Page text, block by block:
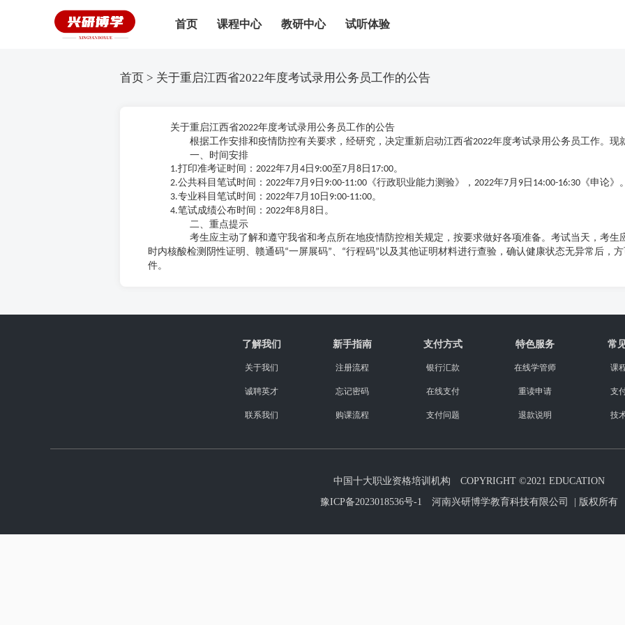
首页 课程中心 教研中心 试听体验
首页 > 关于重启江西省2022年度考试录用公务员工作的公告
关于重启江西省2022年度考试录用公务员工作的公告
根据工作安排和疫情防控有关要求，经研究，决定重新启动江西省2022年度考试录用公务员工作。现
一、时间安排
1.打印准考证时间： 2022年7月 4 日 9:00至7月 8 日 17:00。
2.公共科目笔试时间： 2022年7月 9 日 9:00-11:00 《行政职业能力测验》， 2022年7月 9 日 14:00-16:30 《申论》。
3.专业科目笔试时间： 2022年7月 10 日 9:00-11:00。
4.笔试成绩公布时间： 2022年8月 8 日。
二、重点提示
考生应主动了解和遵守我省和考点所在地疫情防控相关规定，按要求做好各项准备。考试当天，考生
时内核酸检测阴性证明、赣通码“一屏展码”、 “行程码” 以及其他证明材料进行查验，确认健康状态无异常后，
件。
了解我们
关于我们
诚聘英才
联系我们
新手指南
注册流程
忘记密码
购课流程
支付方式
银行汇款
在线支付
支付问题
特色服务
在线学管师
重读申请
退款说明
常
课
支
技
中国十大职业资格培训机构 COPYRIGHT ©2021 EDUCATION
豫ICP备2023018536号-1 河南兴研博学教育科技有限公司 | 版权所有